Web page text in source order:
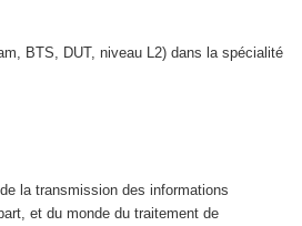
BTS, DUT, niveau L2) dans la spécialité
la transmission des informations
et du monde du traitement de